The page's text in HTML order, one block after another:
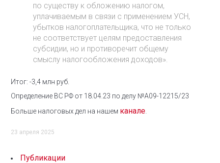
по существу к обложению налогом,
уплачиваемым в связи с применением УСН,
убытков налогоплательщика, что не только
не соответствует целям предоставления
субсидии, но и противоречит общему
смыслу налогообложения доходов».
Итог: -3,4 млн руб.
Определение ВС РФ от 18.04.23 по делу №А09-12215/23
Больше налоговых дел на нашем канале
23 апреля 2025
Публикации